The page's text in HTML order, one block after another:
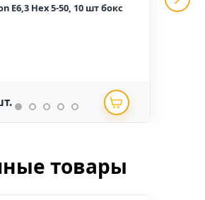
E6,3 Hex 5-50, 10 шт бокс
товары